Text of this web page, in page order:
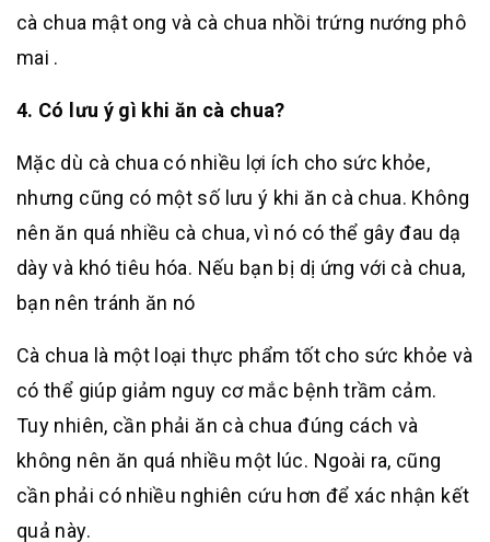
cà chua mật ong và cà chua nhồi trứng nướng phô
mai .
4. Có lưu ý gì khi ăn cà chua?
Mặc dù cà chua có nhiều lợi ích cho sức khỏe,
nhưng cũng có một số lưu ý khi ăn cà chua. Không
nên ăn quá nhiều cà chua, vì nó có thể gây đau dạ
dày và khó tiêu hóa. Nếu bạn bị dị ứng với cà chua,
bạn nên tránh ăn nó
Cà chua là một loại thực phẩm tốt cho sức khỏe và
có thể giúp giảm nguy cơ mắc bệnh trầm cảm.
Tuy nhiên, cần phải ăn cà chua đúng cách và
không nên ăn quá nhiều một lúc. Ngoài ra, cũng
cần phải có nhiều nghiên cứu hơn để xác nhận kết
quả này.